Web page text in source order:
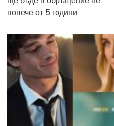
повече от 5 години